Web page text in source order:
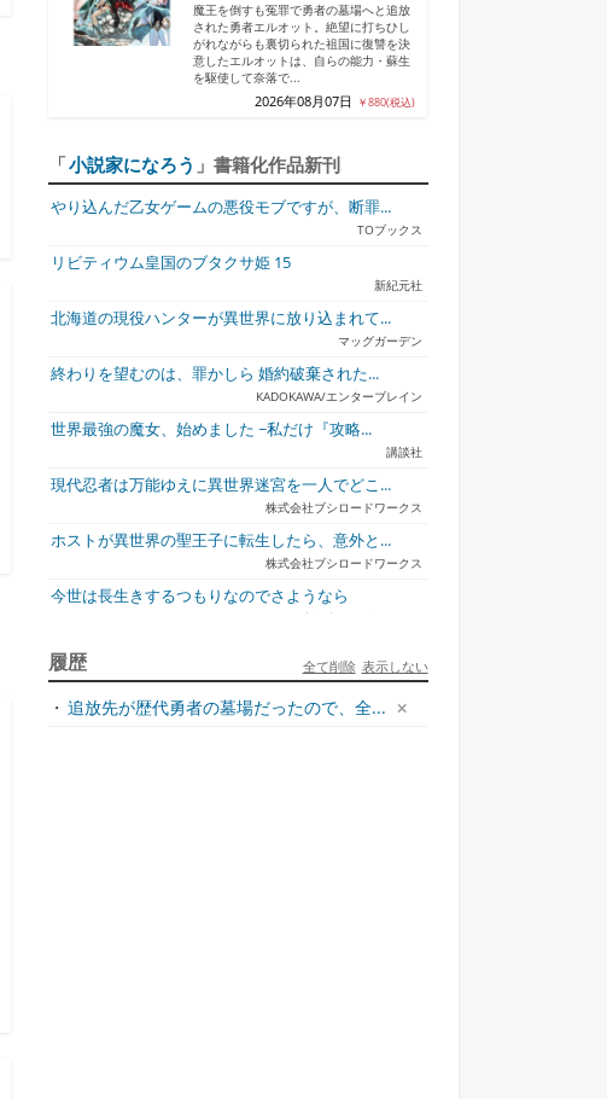
クズレス・オブリージ 人生に疲れ辿り着いた 幼なじみは誘えばいつ
で...
魔王を倒すも冤罪で勇者の墓場へと追放
された勇者エルオット。絶望に打ちひし
がれながらも裏切られた祖国に復讐を決
意したエルオットは、自らの能力・蘇生
を駆使して奈落で...
2026年08月07日 ￥880(税込)
「小説家になろう 」書籍化作品新刊
やり込んだ乙女ゲームの悪役モブですが、断罪...
TOブックス
リビティウム皇国のブタクサ姫 15
新紀元社
北海道の現役ハンターが異世界に放り込まれて...
マッグガーデン
終わりを望むのは、罪かしら 婚約破棄された...
KADOKAWA/エンターブレイン
世界最強の魔女、始めました ~私だけ『攻略...
講談社
現代忍者は万能ゆえに異世界迷宮を一人でどこ...
株式会社ブシロードワークス
ホストが異世界の聖王子に転生したら、意外と...
株式会社ブシロードワークス
今世は長生きするつもりなのでさようなら
宇都宮ケーブルテレビ
ジュリとエレナの森の相談所 ~付与の力であ...
一二三書房
天才悪女は嘘を見破る2
履歴 表示しない
全て削除
・ 追放先が歴代勇者の墓場だったので、全...